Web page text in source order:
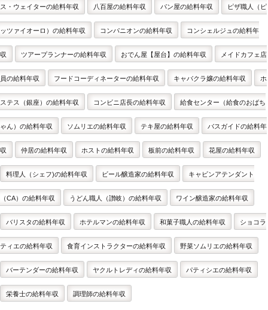
ス・ウェイターの給料年収 八百屋の給料年収 パン屋の給料年収 ピザ職人（ピ
ッツァイオーロ）の給料年収 コンパニオンの給料年収 コンシェルジュの給料年
収 ツアープランナーの給料年収 おでん屋【屋台】の給料年収 メイドカフェ店
員の給料年収 フードコーディネーターの給料年収 キャバクラ嬢の給料年収 ホ
ステス（銀座）の給料年収 コンビニ店長の給料年収 給食センター（給食のおばち
ゃん）の給料年収 ソムリエの給料年収 テキ屋の給料年収 バスガイドの給料年
収 仲居の給料年収 ホストの給料年収 板前の給料年収 花屋の給料年収
料理人（シェフ)の給料年収 ビール醸造家の給料年収 キャビンアテンダント
（CA）の給料年収 うどん職人（讃岐）の給料年収 ワイン醸造家の給料年収
バリスタの給料年収 ホテルマンの給料年収 和菓子職人の給料年収 ショコラ
ティエの給料年収 食育インストラクターの給料年収 野菜ソムリエの給料年収
バーテンダーの給料年収 ヤクルトレディの給料年収 パティシエの給料年収
栄養士の給料年収 調理師の給料年収